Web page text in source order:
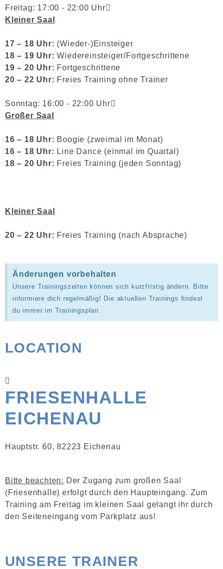
Freitag: 17:00 - 22:00 Uhr
Kleiner Saal
17 – 18 Uhr: (Wieder-)Einsteiger
18 – 19 Uhr: Wiedereinsteiger/Fortgeschrittene
19 – 20 Uhr: Fortgeschrittene
20 – 22 Uhr: Freies Training ohne Trainer
Sonntag: 16:00 - 22:00 Uhr
Großer Saal
16 – 18 Uhr: Boogie (zweimal im Monat)
16 – 18 Uhr: Line Dance (einmal im Quartal)
18 – 20 Uhr: Freies Training (jeden Sonntag)
Kleiner Saal
20 – 22 Uhr: Freies Training (nach Absprache)
Änderungen vorbehalten
Unsere Trainingszeiten können sich kurzfristig ändern. Bitte
informiere dich regelmäßig! Die aktuellen Trainings findest
du immer im Trainingsplan.
LOCATION
FRIESENHALLE
EICHENAU
Hauptstr. 60, 82223 Eichenau
Bitte beachten: Der Zugang zum großen Saal
(Friesenhalle) erfolgt durch den Haupteingang. Zum
Training am Freitag im kleinen Saal gelangt ihr durch
den Seiteneingang vom Parkplatz aus!
UNSERE TRAINER